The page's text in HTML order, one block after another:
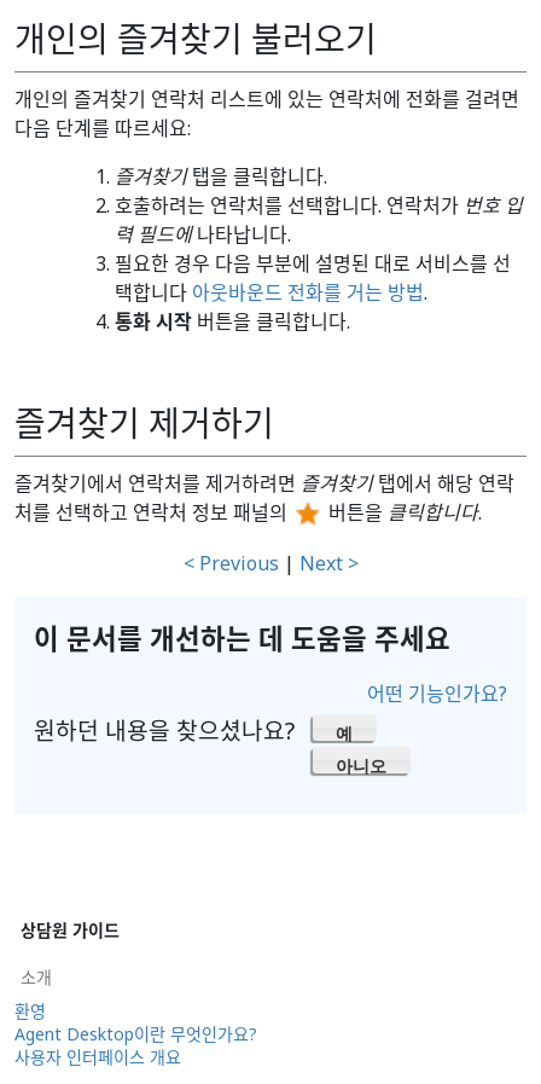
개인의 즐겨찾기 불러오기
개인의 즐겨찾기 연락처 리스트에 있는 연락처에 전화를 걸려면
다음 단계를 따르세요:
즐겨찾기탭을 클릭합니다.
호출하려는 연락처를 선택합니다. 연락처가 번호 입
력 필드에나타납니다.
필요한 경우 다음 부분에 설명된 대로 서비스를 선
택합니다 아웃바운드 전화를 거는 방법.
통화 시작 버튼을 클릭합니다.
즐겨찾기 제거하기
즐겨찾기에서 연락처를 제거하려면 즐겨찾기탭에서 해당 연락
처를 선택하고 연락처 정보 패널의
버튼을 클릭합니다.
< Previous | Next >
이 문서를 개선하는 데 도움을 주세요
어떤 기능인가요?
원하던 내용을 찾으셨나요?
예
아니오
상담원 가이드
소개
환영
Agent Desktop이란 무엇인가요?
사용자 인터페이스 개요